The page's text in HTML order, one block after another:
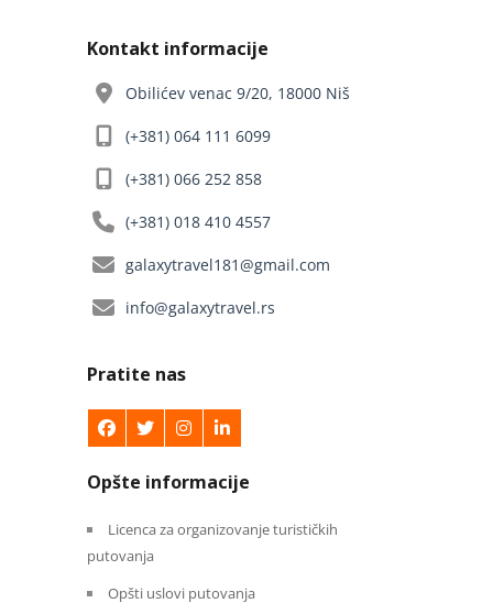
Kontakt informacije
Obilićev venac 9/20, 18000 Niš
(+381) 064 111 6099
(+381) 066 252 858
(+381) 018 410 4557
galaxytravel181@gmail.com
info@galaxytravel.rs
Pratite nas
Opšte informacije
Licenca za organizovanje turističkih
putovanja
Opšti uslovi putovanja